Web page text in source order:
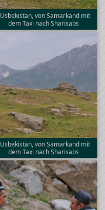
Usbekistan, von Samarkand mit
dem Taxi nach Sharisabs
Usbekistan, von Samarkand mit
dem Taxi nach Sharisabs